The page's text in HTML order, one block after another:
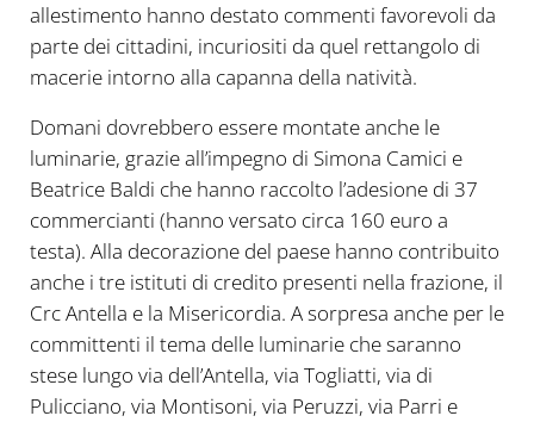
allestimento hanno destato commenti favorevoli da
parte dei cittadini, incuriositi da quel rettangolo di
macerie intorno alla capanna della natività.
Domani dovrebbero essere montate anche le
luminarie, grazie all’impegno di Simona Camici e
Beatrice Baldi che hanno raccolto l’adesione di 37
commercianti (hanno versato circa 160 euro a
testa). Alla decorazione del paese hanno contribuito
anche i tre istituti di credito presenti nella frazione, il
Crc Antella e la Misericordia. A sorpresa anche per le
committenti il tema delle luminarie che saranno
stese lungo via dell’Antella, via Togliatti, via di
Pulicciano, via Montisoni, via Peruzzi, via Parri e